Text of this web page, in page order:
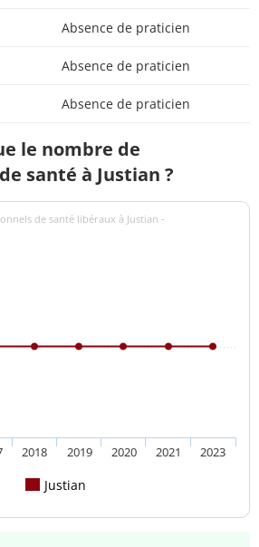
Absence de praticien
Absence de praticien
Absence de praticien
le nombre de
santé à Justian ?
de santé libéraux à Justian -
Justian
2018 2019 2020 2021 2023